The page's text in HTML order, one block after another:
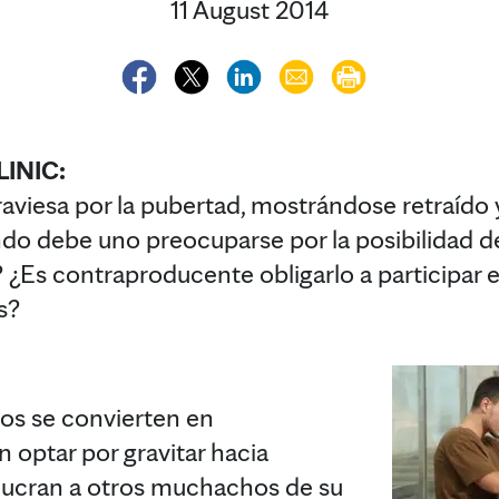
11 August 2014
por la pubertad, mostrándose retraído
debe uno preocuparse por la posibilidad
¿Es contraproducente obligarlo a participar
se convierten en
optar por gravitar hacia
a otros muchachos de su